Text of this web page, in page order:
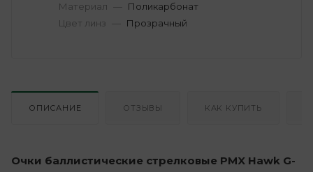
Материал — Поликарбонат
Цвет линз — Прозрачный
ОПИСАНИЕ ОТЗЫВЫ КАК КУПИТЬ
Очки баллистические стрелковые PMX Hawk G-